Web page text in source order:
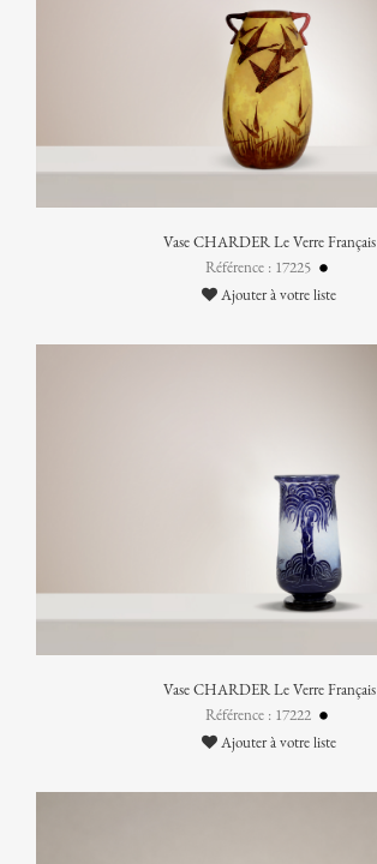
Vase CHARDER Le Verre Français
Référence : 17225
Ajouter à votre liste
Vase CHARDER Le Verre Français
Référence : 17222
Ajouter à votre liste